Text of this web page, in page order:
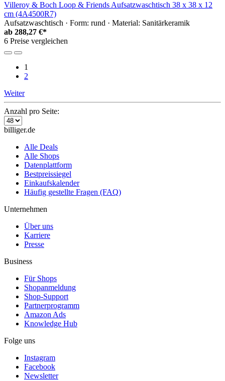
Villeroy & Boch Loop & Friends Aufsatzwaschtisch 38 x 38 x 12
cm (4A4500R7)
Aufsatzwaschtisch · Form: rund · Material: Sanitärkeramik
ab 288,27 €*
6 Preise vergleichen
1
2
Weiter
Anzahl pro Seite:
billiger.de
Alle Deals
Alle Shops
Datenplattform
Bestpreissiegel
Einkaufskalender
Häufig gestellte Fragen (FAQ)
Unternehmen
Über uns
Karriere
Presse
Business
Für Shops
Shopanmeldung
Shop-Support
Partnerprogramm
Amazon Ads
Knowledge Hub
Folge uns
Instagram
Facebook
Newsletter